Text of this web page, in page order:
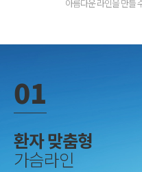
아름다운 라인을 만들
01
환자 맞춤형
가슴라인